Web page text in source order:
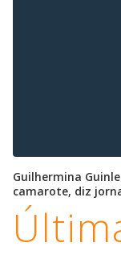
Guilhermina
camarote, diz